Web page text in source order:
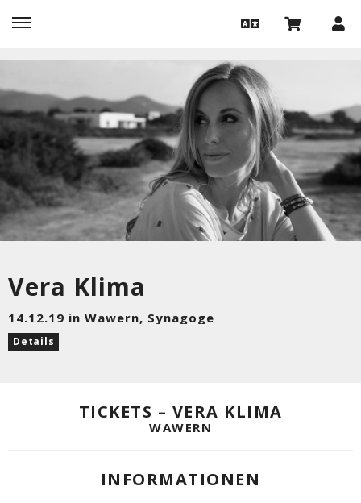
Vera Klima
14.12.19 in Wawern, Synagoge
Details
TICKETS – VERA KLIMA
WAWERN
INFORMATIONEN